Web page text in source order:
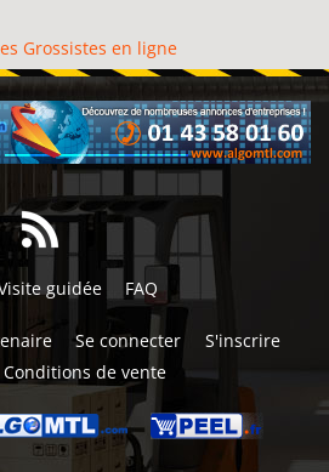
Grossistes en ligne
guidée FAQ
Se connecter
S'inscrire
Conditions de vente